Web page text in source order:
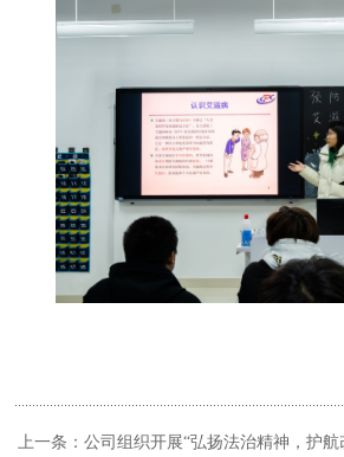
上一条：公司组织开展“弘扬法治精神，护